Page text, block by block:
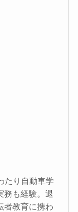
たり自動車学
務も経験。退
者教育に携わ